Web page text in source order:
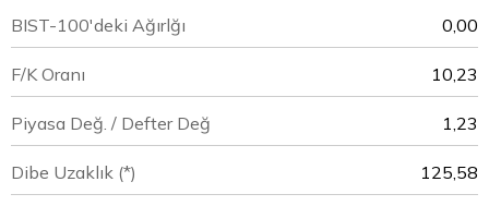
BIST-100'deki Ağırlğı 0,00
F/K Oranı 10,23
Piyasa Değ. / Defter Değ 1,23
Dibe Uzaklık (*) 125,58